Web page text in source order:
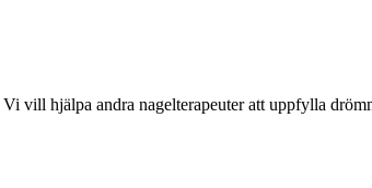
vill hjälpa andra nagelterapeuter att uppfylla